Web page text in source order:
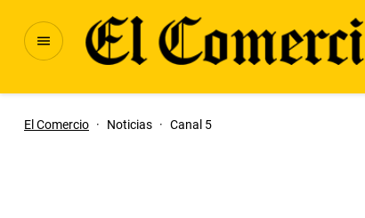
El Comercio · Noticias · Canal 5